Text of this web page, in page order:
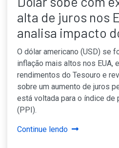
alta de juros nos
analisa impacto
O dólar americano (USD) se
inflação mais altos nos EUA,
rendimentos do Tesouro e
sobre um aumento de juros
está voltada para o índice de
(PPI).
Continue lendo